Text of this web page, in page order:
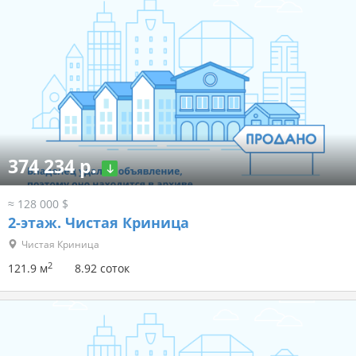
374 234 р.
≈ 128 000 $
2-этаж. Чистая Криница
Чистая Криница
121.9 м2 8.92 соток